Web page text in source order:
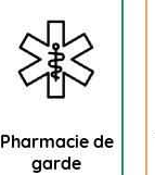
Pharmacie de
garde